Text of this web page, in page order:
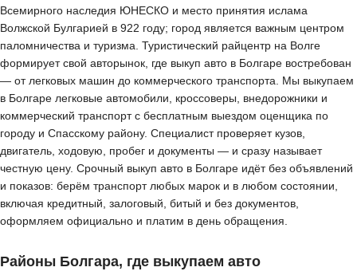
Всемирного наследия ЮНЕСКО и место принятия ислама
Волжской Булгарией в 922 году; город является важным центром
паломничества и туризма. Туристический райцентр на Волге
формирует свой авторынок, где выкуп авто в Болгаре востребован
— от легковых машин до коммерческого транспорта. Мы выкупаем
в Болгаре легковые автомобили, кроссоверы, внедорожники и
коммерческий транспорт с бесплатным выездом оценщика по
городу и Спасскому району. Специалист проверяет кузов,
двигатель, ходовую, пробег и документы — и сразу называет
честную цену. Срочный выкуп авто в Болгаре идёт без объявлений
и показов: берём транспорт любых марок и в любом состоянии,
включая кредитный, залоговый, битый и без документов,
оформляем официально и платим в день обращения.
Районы Болгара, где выкупаем авто